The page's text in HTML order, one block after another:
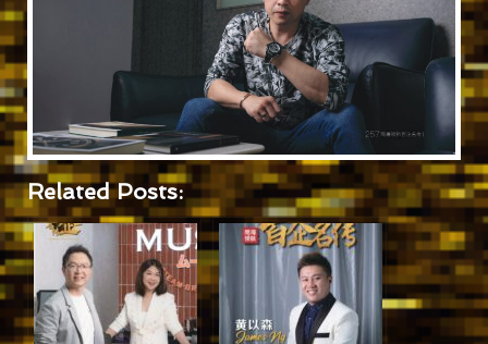
Related Posts: